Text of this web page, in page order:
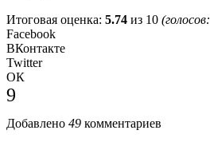
Итоговая оценка: 5.74 из 10 (голосов:
Facebook
ВКонтакте
Twitter
ОК
9
Добавлено 49 комментариев